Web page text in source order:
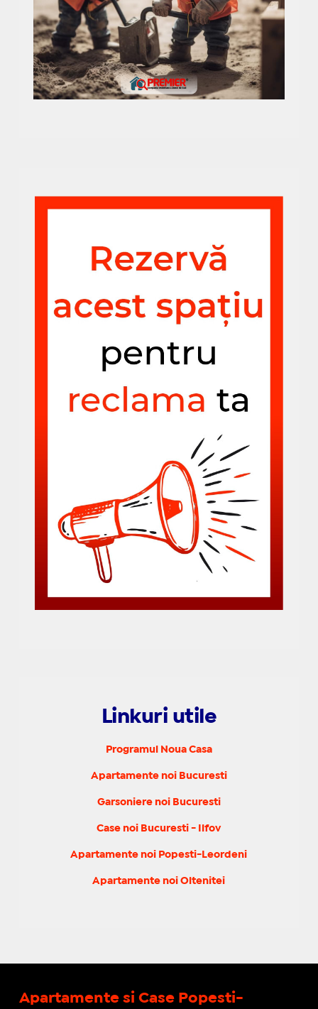
Linkuri utile
Programul Noua Casa
Apartamente noi Bucuresti
Garsoniere noi Bucuresti
Case noi Bucuresti - Ilfov
Apartamente noi Popesti-Leordeni
Apartamente noi Oltenitei
Apartamente si Case Popesti-